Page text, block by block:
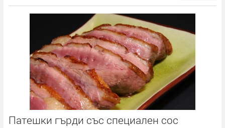
Патешки гърди със специален сос